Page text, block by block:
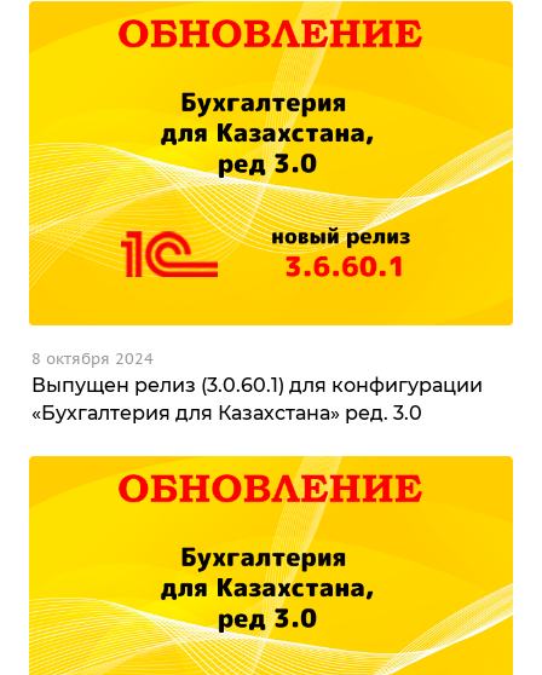
Выпущен релиз (3.0.60.1) для конфигурации
«Бухгалтерия для Казахстана» ред. 3.0
8 октября 2024